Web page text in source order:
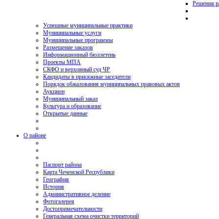
Решения
Успешные муниципальные практики
Муниципальные услуги
Муниципальные программы
Размещение заказов
Информационный бюллетень
Проекты МПА
СКФО и верховный суд ЧР
Кандидаты в присяжные заседатели
Порядок обжалования муниципальных правовых актов
Аукцион
Муниципальный заказ
Культура и образование
Открытые данные
О районе
Паспорт района
Карта Чеченской Республики
География
История
Административное деление
Фотогалерея
Достопримечательности
Генеральная схема очистки территорий